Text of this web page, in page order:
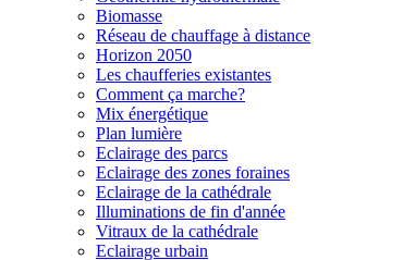
Biomasse
Réseau de chauffage à distance
Horizon 2050
Les chaufferies existantes
Comment ça marche?
Mix énergétique
Plan lumière
Eclairage des parcs
Eclairage des zones foraines
Eclairage de la cathédrale
Illuminations de fin d'année
Vitraux de la cathédrale
Eclairage urbain